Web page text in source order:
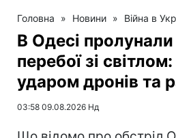
Головна » Новини » Війна в
В Одесі
перебої зі
ударом дронів та
03:58 09.08.2026 Нд